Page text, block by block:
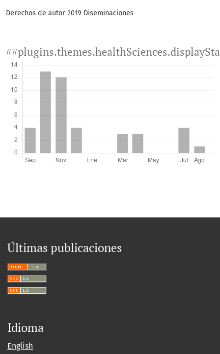
Derechos de autor 2019 Diseminaciones
Últimas publicaciones
Idioma
English